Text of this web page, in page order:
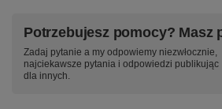
Potrzebujesz pomocy? Masz
Zadaj pytanie a my odpowiemy niezwłocznie,
najciekawsze pytania i odpowiedzi publikując
dla innych.